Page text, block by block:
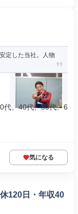
定した当社。人物
、40代、50代、6
気になる
120日・年収40